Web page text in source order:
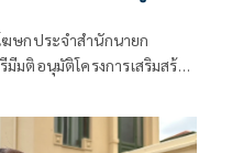
ฆษกประจำสำนักนายก
มติอนุมัติโครงการเสริมสร้าง
ค้ายาเสพติดระหว่าง
2569 วงเงินรวม 16 ล้าน